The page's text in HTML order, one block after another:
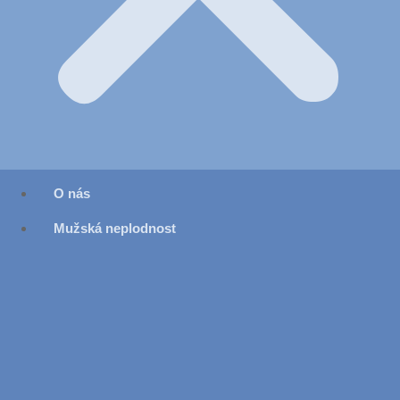
O nás
Mužská neplodnost